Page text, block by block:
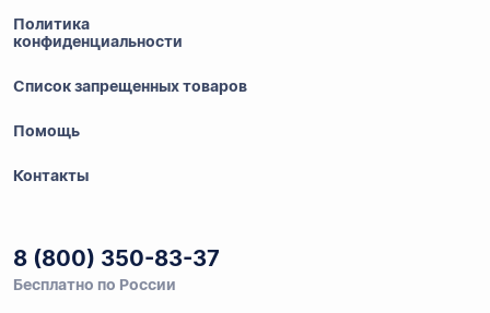
Политика
конфиденциальности
Список запрещенных товаров
Помощь
Контакты
8 (800) 350-83-37
Бесплатно по России